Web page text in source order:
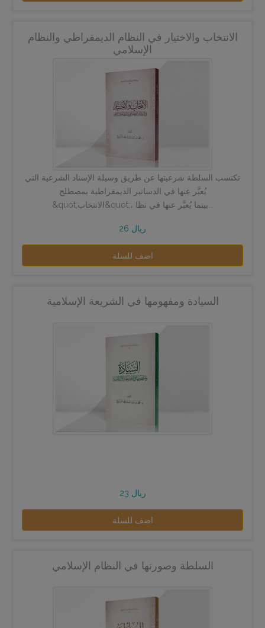
الانتخاب والاختيار في النظام الديمقراطي والنظام
الإسلامي
تكتسب السلطة شرعيتها عن طريق وسيلة الإسناد الشرعية التي
يُعبَّر عنها في الدساتير الديمقراطية بمصطلح
26 ريال
اضف للسلة
السيادة ومفهومها في الشريعة الإسلامية
23 ريال
اضف للسلة
السلطة وصورتها في النظام الإسلامي